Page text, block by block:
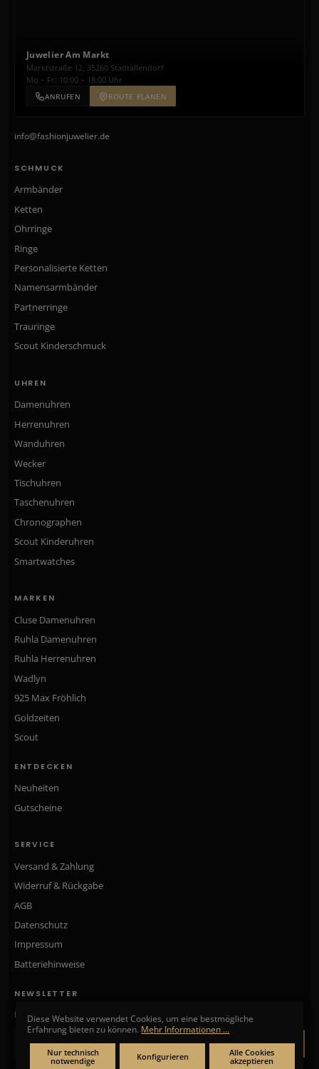
Juwelier Am Markt
Marktstraße 12, 35260 Stadtallendorf
Mo – Fr: 10:00 – 18:00 Uhr
ANRUFEN ROUTE PLANEN
info@fashionjuwelier.de
SCHMUCK
Armbänder
Ketten
Ohrringe
Ringe
Personalisierte Ketten
Namensarmbänder
Partnerringe
Trauringe
Scout Kinderschmuck
UHREN
Damenuhren
Herrenuhren
Wanduhren
Wecker
Tischuhren
Taschenuhren
Chronographen
Scout Kinderuhren
Smartwatches
MARKEN
Cluse Damenuhren
Ruhla Damenuhren
Ruhla Herrenuhren
Wadlyn
925 Max Fröhlich
Goldzeiten
Scout
ENTDECKEN
Neuheiten
Gutscheine
SERVICE
Versand & Zahlung
Widerruf & Rückgabe
AGB
Datenschutz
Impressum
Batteriehinweise
NEWSLETTER
Neue Kollektionen, exklusive Angebote & Aktionen direkt in Ihr Postfach.
ANMELDEN
Diese Website verwendet Cookies, um eine bestmögliche
Erfahrung bieten zu können. Mehr Informationen ...
Nur technisch
notwendige
Konfigurieren
Alle Cookies
akzeptieren